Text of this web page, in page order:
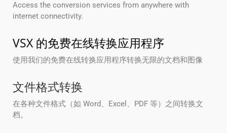
Access the conversion services from anywhere with
internet connectivity.
VSX 的免费在线转换应用程序
使用我们的免费在线转换应用程序转换无限的文档和图像
文件格式转换
在各种文件格式（如 Word、Excel、PDF 等）之间转换文
档。